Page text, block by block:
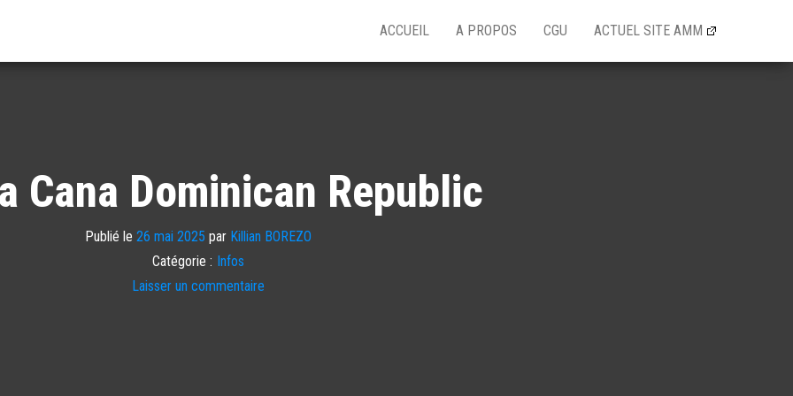
ACCUEIL A PROPOS CGU ACTUEL SITE AMM
Cana Dominican Republic
Publié le 26 mai 2025 par Killian BOREZO
Catégorie : Infos
Laisser un commentaire